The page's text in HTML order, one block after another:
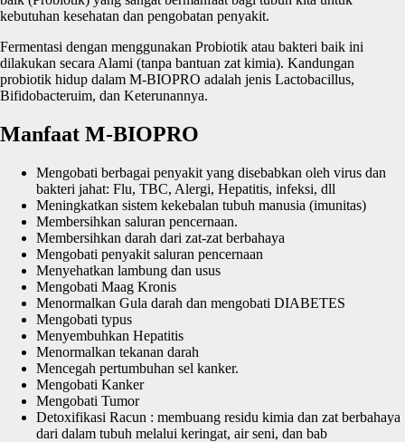
kebutuhan kesehatan dan pengobatan penyakit.
Fermentasi dengan menggunakan Probiotik atau bakteri baik ini
dilakukan secara Alami (tanpa bantuan zat kimia). Kandungan
probiotik hidup dalam M-BIOPRO adalah jenis Lactobacillus,
Bifidobacteruim, dan Keterunannya.
Manfaat M-BIOPRO
Mengobati berbagai penyakit yang disebabkan oleh virus dan
bakteri jahat: Flu, TBC, Alergi, Hepatitis, infeksi, dll
Meningkatkan sistem kekebalan tubuh manusia (imunitas)
Membersihkan saluran pencernaan.
Membersihkan darah dari zat-zat berbahaya
Mengobati penyakit saluran pencernaan
Menyehatkan lambung dan usus
Mengobati Maag Kronis
Menormalkan Gula darah dan mengobati DIABETES
Mengobati typus
Menyembuhkan Hepatitis
Menormalkan tekanan darah
Mencegah pertumbuhan sel kanker.
Mengobati Kanker
Mengobati Tumor
Detoxifikasi Racun : membuang residu kimia dan zat berbahaya
dari dalam tubuh melalui keringat, air seni, dan bab